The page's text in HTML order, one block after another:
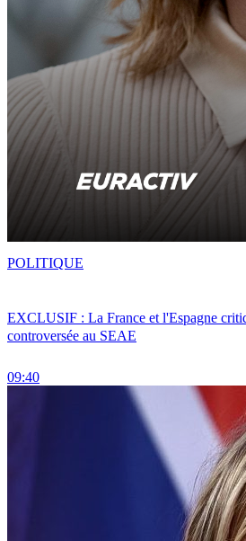
EXCLUSIF : La France et l'Espagne
controversée au SEAE
09:40
POLITIQUE